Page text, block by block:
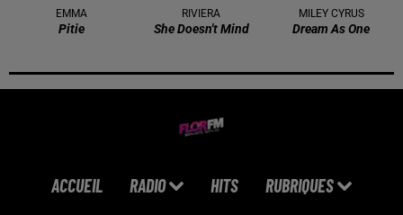
EMMA
Pitie
RIVIERA
She Doesn't Mind
MILEY CYRUS
Dream As One
ACCUEIL RADIO HITS RUBRIQUES